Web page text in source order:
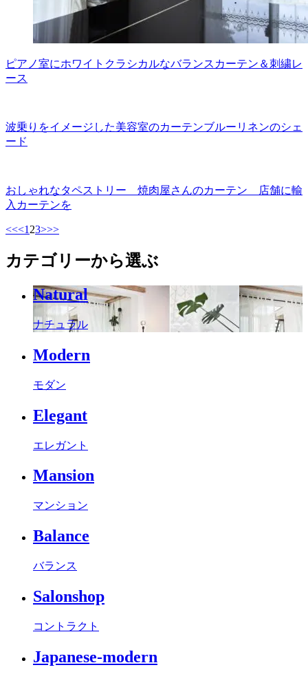
ピアノ室にホワイトクラシカルなバランスカーテン＆刺繍レ
ース
波乗りをイメージした美容室のカーテンブルーリネンのシェ
ード
おしゃれなタペストリー 焼肉屋さんのカーテン 店舗に輸
入カーテンを
<<<1 23>>>
カテゴリーから選ぶ
Natural
ナチュラル
Modern
モダン
Elegant
エレガント
Mansion
マンション
Balance
バランス
Salonshop
コントラクト
Japanese-modern